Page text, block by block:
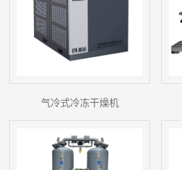
气冷式冷冻干燥机